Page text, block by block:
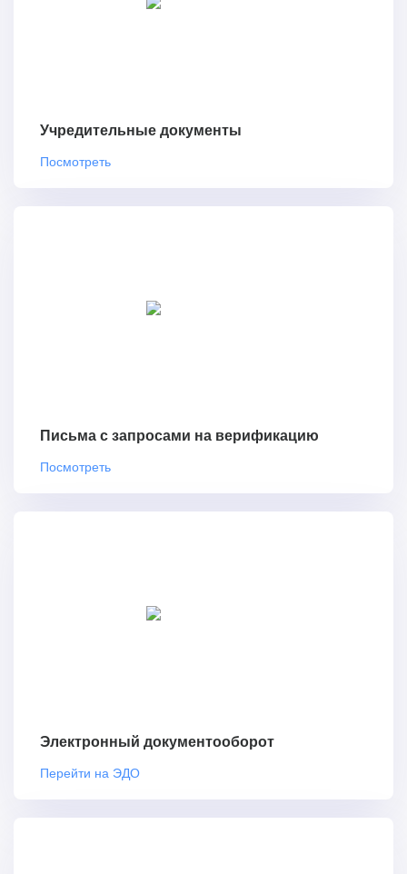
Учредительные документы
Посмотреть
Письма с запросами на верификацию
Посмотреть
Электронный документооборот
Перейти на ЭДО